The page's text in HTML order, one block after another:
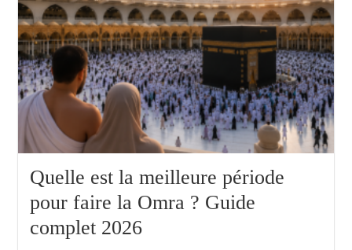
Quelle est la meilleure période
pour faire la Omra ? Guide
complet 2026